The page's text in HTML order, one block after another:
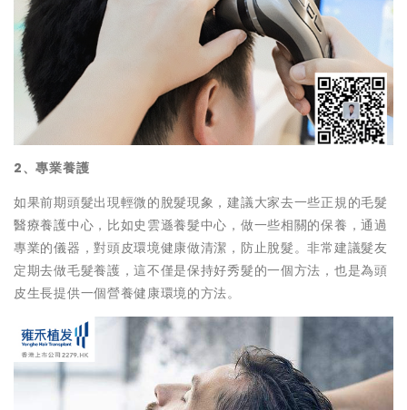
2、專業養護
如果前期頭髮出現輕微的脫髮現象，建議大家去一些正規的毛髮
醫療養護中心，比如史雲遜養髮中心，做一些相關的保養，通過
專業的儀器，對頭皮環境健康做清潔，防止脫髮。非常建議髮友
定期去做毛髮養護，這不僅是保持好秀髮的一個方法，也是為頭
皮生長提供一個營養健康環境的方法。